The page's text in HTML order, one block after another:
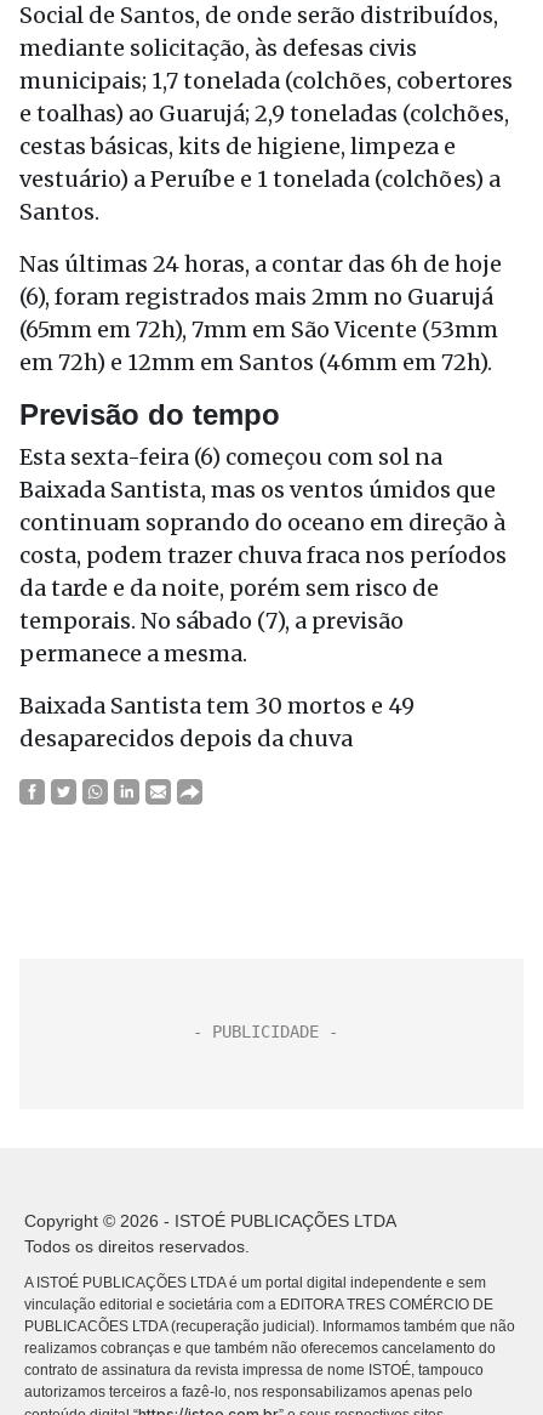
Social de Santos, de onde serão distribuídos,
mediante solicitação, às defesas civis
municipais; 1,7 tonelada (colchões, cobertores
e toalhas) ao Guarujá; 2,9 toneladas (colchões,
cestas básicas, kits de higiene, limpeza e
vestuário) a Peruíbe e 1 tonelada (colchões) a
Santos.
Nas últimas 24 horas, a contar das 6h de hoje
(6), foram registrados mais 2mm no Guarujá
(65mm em 72h), 7mm em São Vicente (53mm
em 72h) e 12mm em Santos (46mm em 72h).
Previsão do tempo
Esta sexta-feira (6) começou com sol na
Baixada Santista, mas os ventos úmidos que
continuam soprando do oceano em direção à
costa, podem trazer chuva fraca nos períodos
da tarde e da noite, porém sem risco de
temporais. No sábado (7), a previsão
permanece a mesma.
Baixada Santista tem 30 mortos e 49
desaparecidos depois da chuva
Copyright © 2026 - ISTOÉ PUBLICAÇÕES LTDA
Todos os direitos reservados.
A ISTOÉ PUBLICAÇÕES LTDA é um portal digital independente e sem
vinculação editorial e societária com a EDITORA TRES COMÉRCIO DE
PUBLICACÕES LTDA (recuperação judicial). Informamos também que não
realizamos cobranças e que também não oferecemos cancelamento do
contrato de assinatura da revista impressa de nome ISTOÉ, tampouco
autorizamos terceiros a fazê-lo, nos responsabilizamos apenas pelo